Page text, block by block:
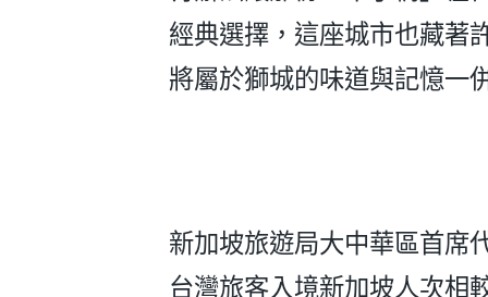
經典選擇，這座城市也藏著
將屬於獅城的味道與記憶一
新加坡旅遊局大中華區首席
台灣旅客入境新加坡人次相